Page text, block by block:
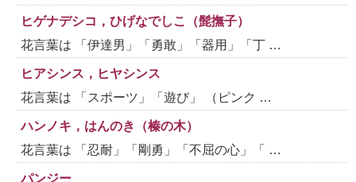
ヒゲナデシコ，ひげなでしこ（髭撫子）
花言葉は 「伊達男」「勇敢」「器用」「丁 …
ヒアシンス，ヒヤシンス
花言葉は 「スポーツ」「遊び」 （ピンク …
ハンノキ，はんのき（榛の木）
花言葉は 「忍耐」「剛勇」「不屈の心」「 …
パンジー